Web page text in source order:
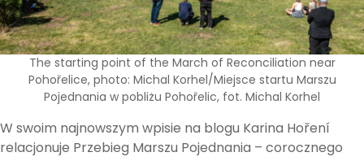
The starting point of the March of Reconciliation near
Pohořelice, photo: Michal Korhel/Miejsce startu Marszu
Pojednania w pobliżu Pohořelic, fot. Michal Korhel
W swoim najnowszym wpisie na blogu Karina Hoření
relacjonuje Przebieg Marszu Pojednania – corocznego